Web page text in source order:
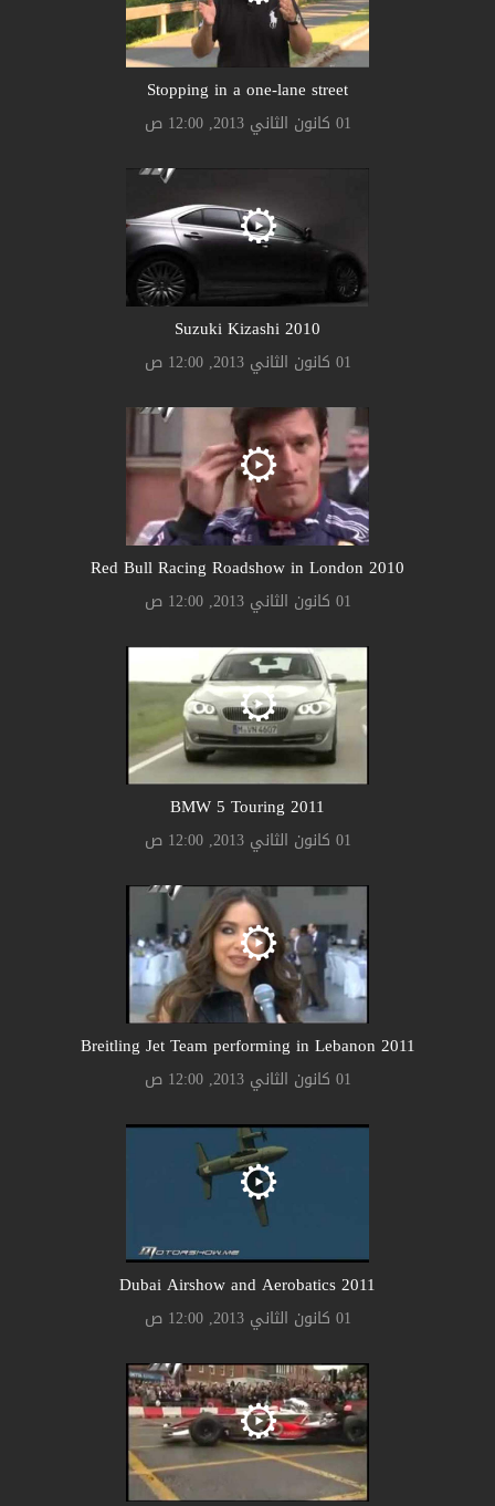
Stopping in a one-lane street
01 كانون الثاني 2013, 12:00 ص
Suzuki Kizashi 2010
01 كانون الثاني 2013, 12:00 ص
2010 Red Bull Racing Roadshow in London
01 كانون الثاني 2013, 12:00 ص
2011 BMW 5 Touring
01 كانون الثاني 2013, 12:00 ص
2011 Breitling Jet Team performing in Lebanon
01 كانون الثاني 2013, 12:00 ص
2011 Dubai Airshow and Aerobatics
01 كانون الثاني 2013, 12:00 ص